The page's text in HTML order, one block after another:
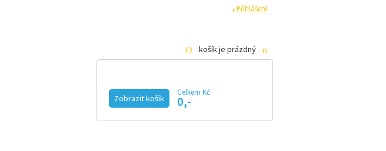
Přihlášení
košík je prázdný
Zobrazit košík
Celkem Kč
0,-
KE STAŽENÍ E-SHOP